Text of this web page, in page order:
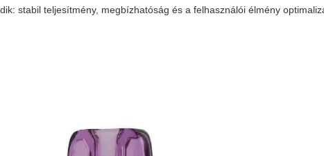
stabil teljesítmény, megbízhatóság és a felhasználói élmény